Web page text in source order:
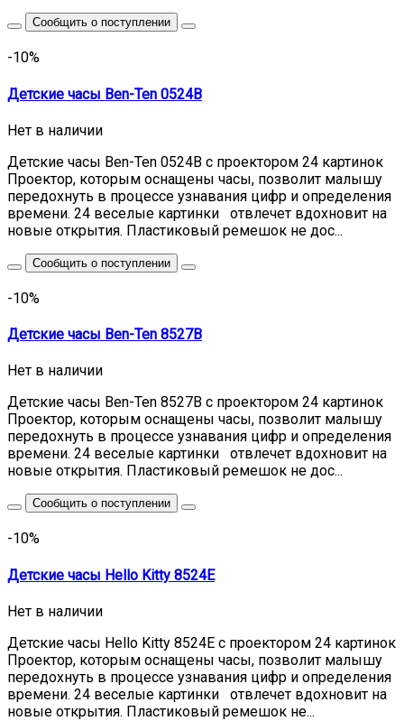
Сообщить о поступлении
-10%
Детские часы Ben-Ten 0524B
Нет в наличии
Детские часы Ben-Ten 0524B с проектором 24 картинок
Проектор, которым оснащены часы, позволит малышу
передохнуть в процессе узнавания цифр и определения
времени. 24 веселые картинки отвлечет вдохновит на
новые открытия. Пластиковый ремешок не дос...
Сообщить о поступлении
-10%
Детские часы Ben-Ten 8527B
Нет в наличии
Детские часы Ben-Ten 8527B с проектором 24 картинок
Проектор, которым оснащены часы, позволит малышу
передохнуть в процессе узнавания цифр и определения
времени. 24 веселые картинки отвлечет вдохновит на
новые открытия. Пластиковый ремешок не дос...
Сообщить о поступлении
-10%
Детские часы Hello Kitty 8524E
Нет в наличии
Детские часы Hello Kitty 8524E с проектором 24 картинок
Проектор, которым оснащены часы, позволит малышу
передохнуть в процессе узнавания цифр и определения
времени. 24 веселые картинки отвлечет вдохновит на
новые открытия. Пластиковый ремешок не...